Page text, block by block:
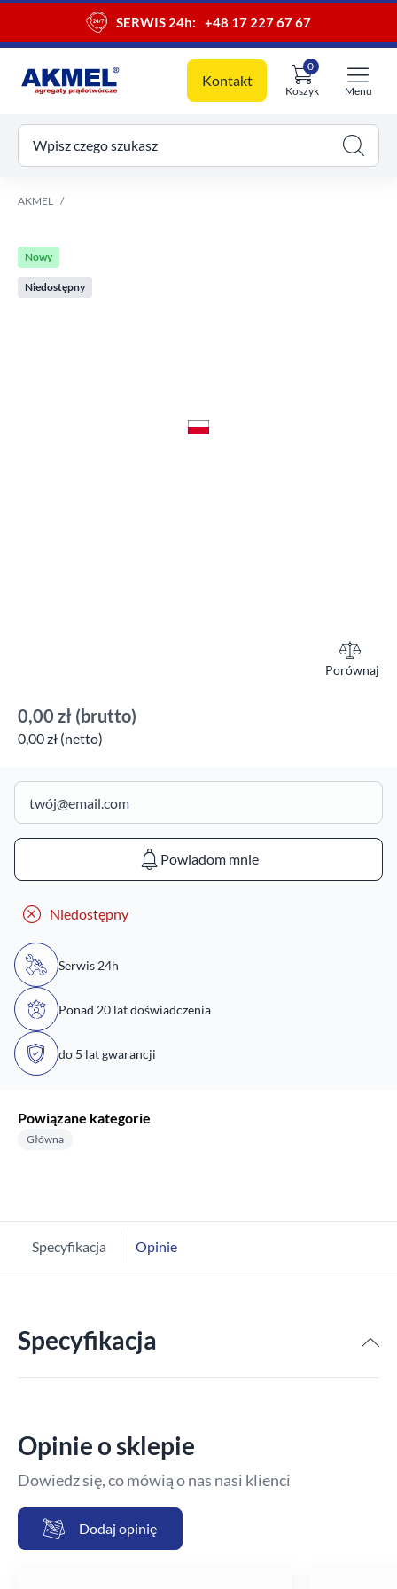
SERWIS 24h: +48 17 227 67 67
Kontakt
Koszyk
0
koszyk
Menu
Wpisz czego szukasz
AKMEL
Nowy
Niedostępny
Porównaj
0,00 zł (brutto)
0,00 zł (netto)
Powiadom mnie
Niedostępny
Serwis 24h
Ponad 20 lat doświadczenia
do 5 lat gwarancji
Powiązane kategorie
Główna
Specyfikacja Opinie
Specyfikacja
Opinie o sklepie
Dowiedz się, co mówią o nas nasi klienci
Dodaj opinię